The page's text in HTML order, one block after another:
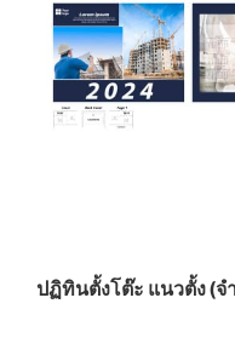
ปฏิทินตั้งโต๊ะ แนวตั้ง (